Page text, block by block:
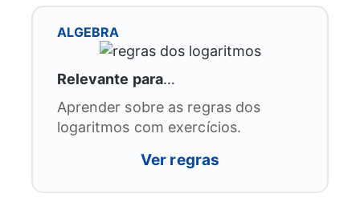
ALGEBRA
Relevante para…
Aprender sobre as regras dos
logaritmos com exercícios.
Ver regras